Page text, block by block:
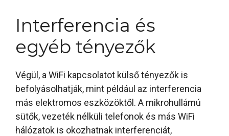
Interferencia és
egyéb tényezők
Végül, a WiFi kapcsolatot külső tényezők is
befolyásolhatják, mint például az interferencia
más elektromos eszközöktől. A mikrohullámú
sütők, vezeték nélküli telefonok és más WiFi
hálózatok is okozhatnak interferenciát,